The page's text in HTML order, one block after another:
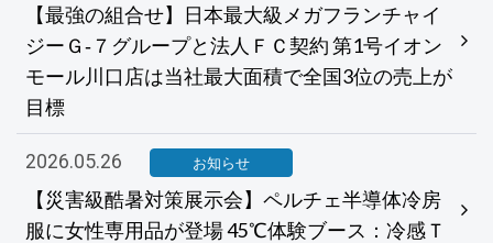
【最強の組合せ】日本最大級メガフランチャイ
ジーＧ‐７グループと法人ＦＣ契約 第1号イオン
モール川口店は当社最大面積で全国3位の売上が
目標
2026.05.26 お知らせ
【災害級酷暑対策展示会】ペルチェ半導体冷房
服に女性専用品が登場 45℃体験ブース：冷感Ｔ